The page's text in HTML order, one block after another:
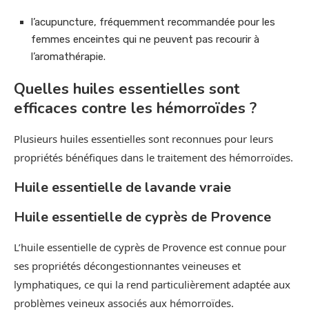
l’acupuncture, fréquemment recommandée pour les
femmes enceintes qui ne peuvent pas recourir à
l’aromathérapie.
Quelles huiles essentielles sont
efficaces contre les hémorroïdes ?
Plusieurs huiles essentielles sont reconnues pour leurs
propriétés bénéfiques dans le traitement des hémorroïdes.
Huile essentielle de lavande vraie
Huile essentielle de cyprès de Provence
L’huile essentielle de cyprès de Provence est connue pour
ses propriétés décongestionnantes veineuses et
lymphatiques, ce qui la rend particulièrement adaptée aux
problèmes veineux associés aux hémorroïdes.